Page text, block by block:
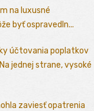
na luxusné
byť ospravedln...
účtovania poplatkov
jednej strane, vysoké
zaviesť opatrenia